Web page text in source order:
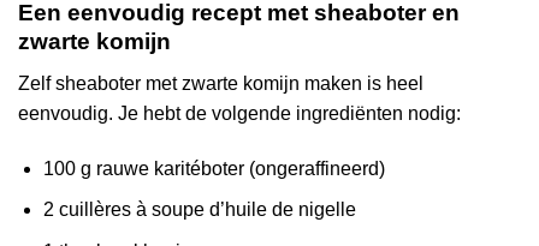
Een eenvoudig recept met sheaboter en
zwarte komijn
Zelf sheaboter met zwarte komijn maken is heel
eenvoudig. Je hebt de volgende ingrediënten nodig:
100 g rauwe karitéboter (ongeraffineerd)
2 cuillères à soupe d’huile de nigelle